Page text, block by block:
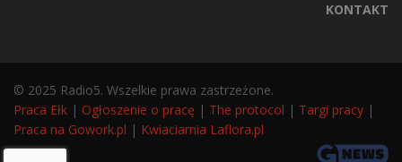
KONTAKT
© 2025 Radio5. Wszelkie prawa zastrzeżone.
Praca Ełk | Ogłoszenie o pracę | The protocol | Targi pracy |
Praca na Gowork.pl | Kwiaciarnia Laflora.pl